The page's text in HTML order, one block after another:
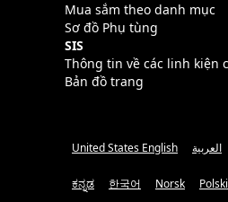
Mua sắm theo danh mục
Sơ đồ Phụ tùng
SIS
Thông tin về các linh kiện
Bản đồ trang
United States English العربية
ಕನ್ನಡ 한국어 Norsk Polski